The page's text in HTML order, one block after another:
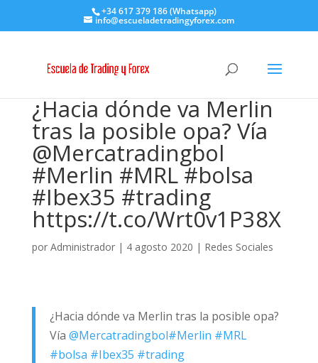
+34 617 379 186 (Whatsapp)
info@escueladetradingyforex.com
¿Hacia dónde va Merlin
tras la posible opa? Vía
@Mercatradingbol
#Merlin #MRL #bolsa
#Ibex35 #trading
https://t.co/Wrt0v1P38X
por Administrador| 4 agosto 2020 | Redes Sociales
¿Hacia dónde va Merlin tras la posible opa?
Vía @Mercatradingbol#Merlin #MRL
#bolsa #Ibex35 #trading